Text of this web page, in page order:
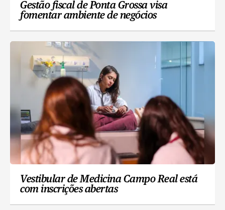
Gestão fiscal de Ponta Grossa visa
fomentar ambiente de negócios
Vestibular de Medicina Campo Real está
com inscrições abertas